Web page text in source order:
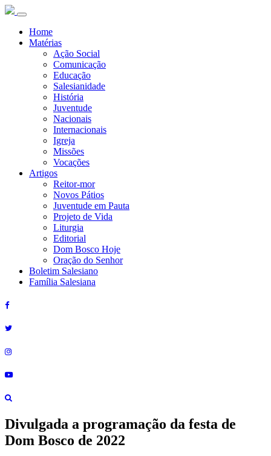
Home
Matérias
Ação Social
Comunicação
Educação
Salesianidade
História
Juventude
Nacionais
Internacionais
Igreja
Missões
Vocações
Artigos
Reitor-mor
Novos Pátios
Juventude em Pauta
Projeto de Vida
Liturgia
Editorial
Dom Bosco Hoje
Oração do Senhor
Boletim Salesiano
Família Salesiana
Divulgada a programação da festa de
Dom Bosco de 2022